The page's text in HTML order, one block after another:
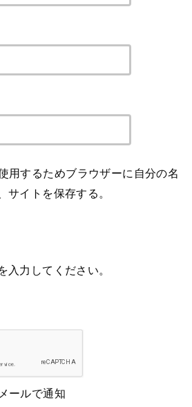
用するためブラウザーに自分の名
サイトを保存する。
入力してください。
ールで通知